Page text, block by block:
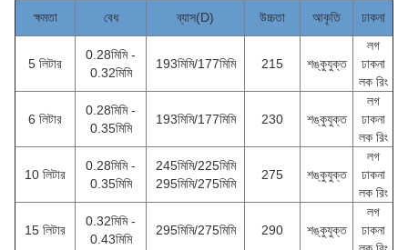
ক্ষমতা বেধ ব্যাস(D) উচ্চতা আকৃতি ঢাকনা
5 লিটার
0.28মিমি -
0.32মিমি
193মিমি/177মিমি 215 শঙ্কুযুক্ত
লগ
ঢাকনা
লক রিং
6 লিটার
0.28মিমি -
0.35মিমি
193মিমি/177মিমি 230 শঙ্কুযুক্ত
লগ
ঢাকনা
লক রিং
10 লিটার
0.28মিমি -
0.35মিমি
245মিমি/225মিমি
295মিমি/275মিমি
275 শঙ্কুযুক্ত
লগ
ঢাকনা
লক রিং
15 লিটার
0.32মিমি -
0.43মিমি
295মিমি/275মিমি 290 শঙ্কুযুক্ত
লগ
ঢাকনা